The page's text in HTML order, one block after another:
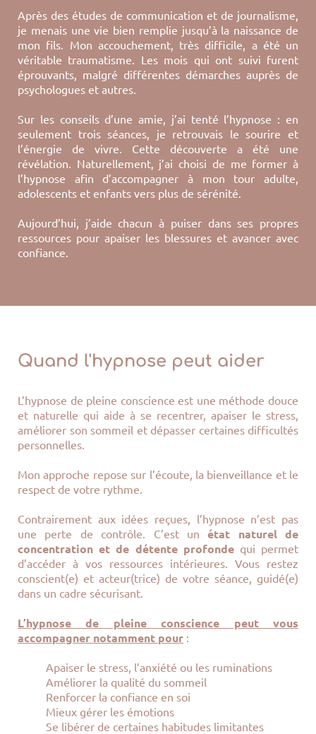
Après des études de communication et de journalisme,
je menais une vie bien remplie jusqu’à la naissance de
mon fils. Mon accouchement, très difficile, a été un
véritable traumatisme. Les mois qui ont suivi furent
éprouvants, malgré différentes démarches auprès de
psychologues et autres.
Sur les conseils d’une amie, j’ai tenté l’hypnose : en
seulement trois séances, je retrouvais le sourire et
l’énergie de vivre. Cette découverte a été une
révélation. Naturellement, j’ai choisi de me former à
l’hypnose afin d’accompagner à mon tour adulte,
adolescents et enfants vers plus de sérénité.
Aujourd’hui, j’aide chacun à puiser dans ses propres
ressources pour apaiser les blessures et avancer avec
confiance.
Quand l'hypnose peut aider
L’hypnose de pleine conscience est une méthode douce
et naturelle qui aide à se recentrer, apaiser le stress,
améliorer son sommeil et dépasser certaines difficultés
personnelles.
Mon approche repose sur l’écoute, la bienveillance et le
respect de votre rythme.
Contrairement aux idées reçues, l’hypnose n’est pas
une perte de contrôle. C’est unétat naturel de
concentration et de détente profondequi permet
d’accéder à vos ressources intérieures. Vous restez
conscient(e) et acteur(trice) de votre séance, guidé(e)
dans un cadre sécurisant.
L’hypnose de pleine conscience peut vous
accompagner notamment pour :
Apaiser le stress, l’anxiété ou les ruminations
Améliorer la qualité du sommeil
Renforcer la confiance en soi
Mieux gérer les émotions
Se libérer de certaines habitudes limitantes